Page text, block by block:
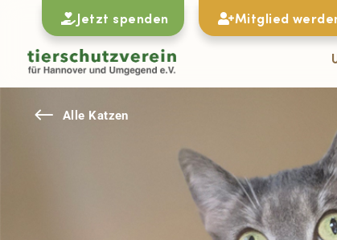
Jetzt spenden Mitglied
# Alle Katzen